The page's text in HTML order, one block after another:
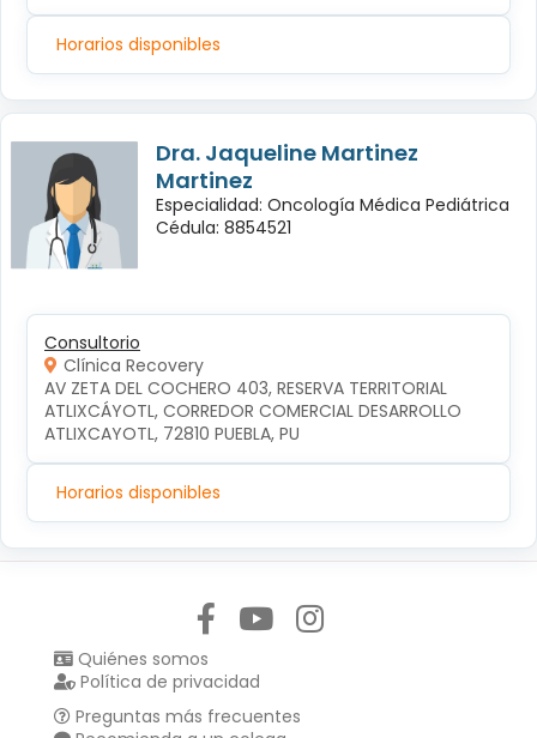
Horarios disponibles
Dra. Jaqueline Martinez
Martinez
Especialidad: Oncología Médica Pediátrica
Cédula: 8854521
Consultorio
Clínica Recovery
AV ZETA DEL COCHERO 403, RESERVA TERRITORIAL
ATLIXCÁYOTL, CORREDOR COMERCIAL DESARROLLO
ATLIXCAYOTL, 72810 PUEBLA, PU
Horarios disponibles
Quiénes somos
Política de privacidad
Preguntas más frecuentes